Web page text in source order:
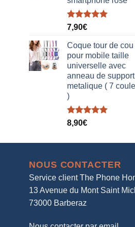
Note5.00
7,90€
Coque tour de cou
pour mobile taille
universelle avec
anneau de support
metalique ( 7
)
Note5.00
8,90€
NOUS CONTACTER
Service client The Phone
13 Avenue du Mont Saint
73000 Barberaz